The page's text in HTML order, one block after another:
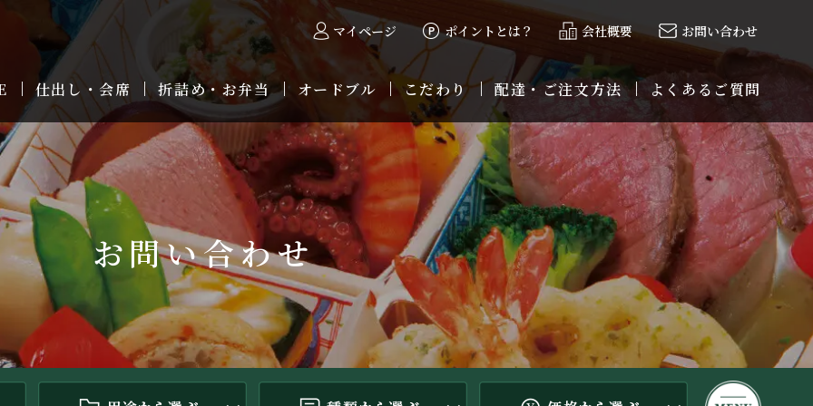
マイページ ポイントとは？ 会社概要 お問い合わせ
仕出し・会席 折詰め・お弁当 オードブル こだわり 配達・ご注文方法 よくあるご質問
お問い合わせ